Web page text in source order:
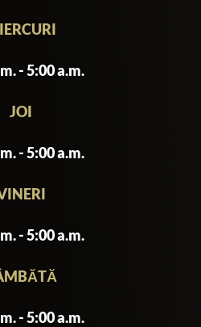
- 5:00 a.m.
JOI
- 5:00 a.m.
- 5:00 a.m.
- 5:00 a.m.